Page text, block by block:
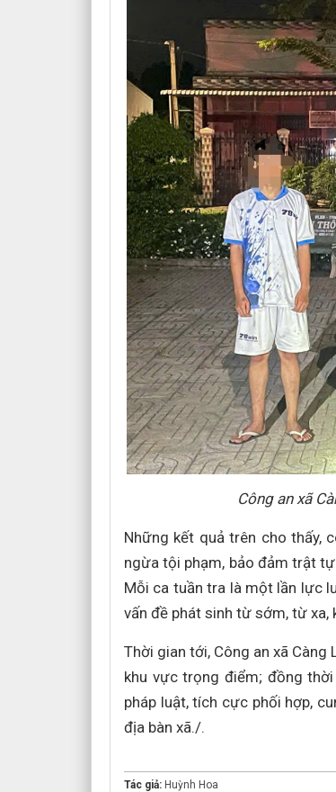
Công an xã
Những kết quả trên cho thấy,
ngừa tội phạm, bảo đảm trật
Mỗi ca tuần tra là một lần lực
vấn đề phát sinh từ sớm, từ xa,
Thời gian tới, Công an xã
khu vực trọng điểm; đồng
pháp luật, tích cực phối hợp,
địa bàn xã./.
Tác giả: Huỳnh Hoa